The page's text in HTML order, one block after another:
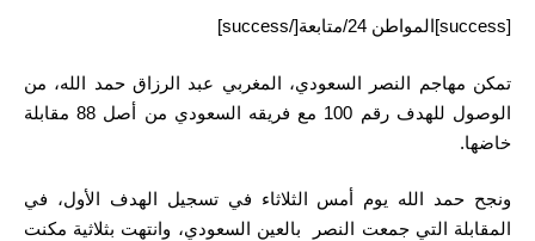
[success]المواطن 24/متابعة[/success]
تمكن مهاجم النصر السعودي، المغربي عبد الرزاق حمد الله، من
الوصول للهدف رقم 100 مع فريقه السعودي من أصل 88 مقابلة
خاضها.
ونجح حمد الله يوم أمس الثلاثاء في تسجيل الهدف الأول، في
المقابلة التي جمعت النصر بالعين السعودي، وانتهت بثلاثية مكنت